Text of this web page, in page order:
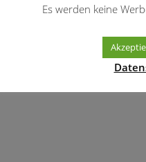
Es werden keine